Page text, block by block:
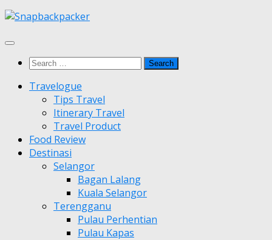
Skip
content
Search
Travelogue
Tips Travel
Itinerary Travel
Travel Product
Food Review
Destinasi
Selangor
Bagan Lalang
Kuala Selangor
Terengganu
Pulau Perhentian
Pulau Kapas